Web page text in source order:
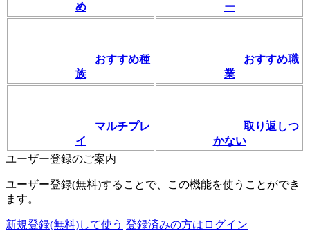
め
ー
おすすめ種
族
おすすめ職
業
マルチプレ
イ
取り返しつ
かない
ユーザー登録のご案内
ユーザー登録(無料)することで、この機能を使うことができ
ます。
新規登録(無料)して使う 登録済みの方はログイン